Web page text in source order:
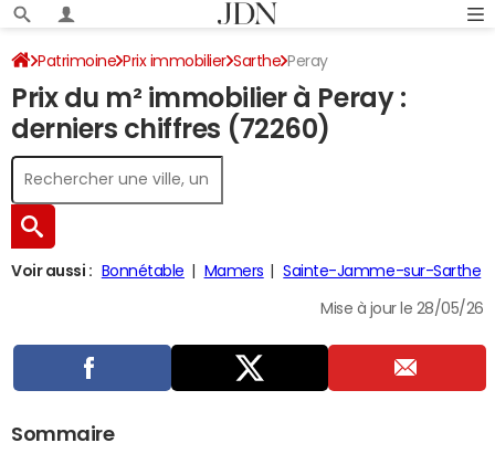
Patrimoine Prix immobilier Sarthe Peray
Prix du m² immobilier à Peray :
derniers chiffres (72260)
Voir aussi : Bonnétable Mamers Sainte-Jamme-sur-Sarthe
Mise à jour le 28/05/26
Sommaire